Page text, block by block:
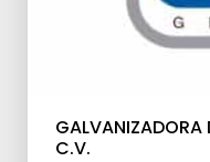
GALVANIZADORA
C.V.